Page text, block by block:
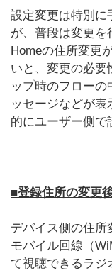
設定変更は特別に
が、普段は変更を
Homeの住所変更
いと、変更の必要
ップ時のフロー
ッセージなどが
的にユーザー側で
■登録住所の変更
デバイス側の住所
モバイル回線（
て視聴できるラジ